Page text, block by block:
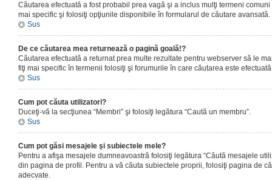
Căutarea efectuată a fost probabil prea vagă şi a inclus mulţi termeni
mai specific şi folosiţi opţiunile disponibile în formularul de căutare avansată.
Sus
De ce căutarea mea returnează o pagină goală!?
Căutarea efectuată a returnat prea multe rezultate pentru webserver să le
fiţi mai specific în termenii folosiţi şi forumurile în care căutarea este
Sus
Cum pot căuta utilizatori?
Duceţi-vă la secţiunea “Membri” şi folosiţi legătura “Caută un membru”.
Sus
Cum pot găsi mesajele şi subiectele mele?
Pentru a afişa mesajele dumneavoastră folosiţi legătura “Căută mesajele
din pagina de profil. Pentru a vă căuta subiectele proprii, folosiţi pagina de
adecvate.